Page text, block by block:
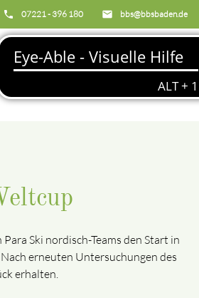
email bbs@bbsbaden.de
phone 07221 - 396 180
BBS search
Ski nordisch-Teams den Start in
erneuten Untersuchungen des
erhalten.